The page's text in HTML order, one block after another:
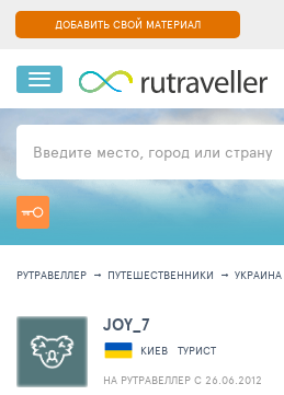
ДОБАВИТЬ СВОЙ МАТЕРИАЛ
Введите место, город или страну
РУТРАВЕЛЛЕР ПУТЕШЕСТВЕННИКИ УКРАИНА
JOY_7
КИЕВ
ТУРИСТ
НА РУТРАВЕЛЛЕР C 26.06.2012